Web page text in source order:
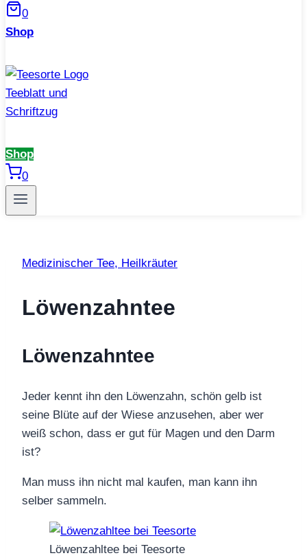
0
Shop
Shop
0
Medizinischer Tee, Heilkräuter
Löwenzahntee
Löwenzahntee
Jeder kennt ihn den Löwenzahn, schön gelb ist
seine Blüte auf der Wiese anzusehen, aber wer
weiß schon, dass er gut für Magen und den Darm
ist?
Man muss ihn nicht mal kaufen, man kann ihn
selber sammeln.
Löwenzahltee bei Teesorte